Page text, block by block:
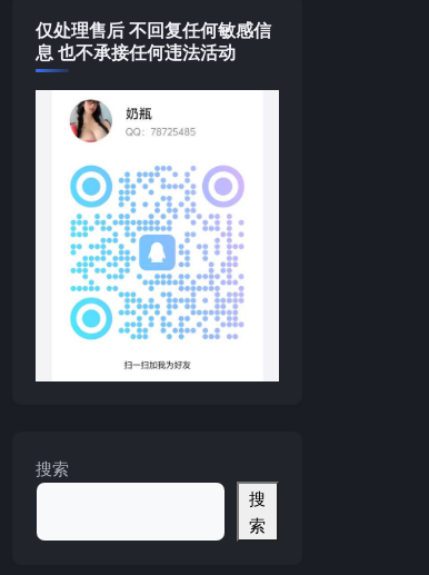
仅处理售后 不回复任何敏感信
息 也不承接任何违法活动
搜索
搜
索